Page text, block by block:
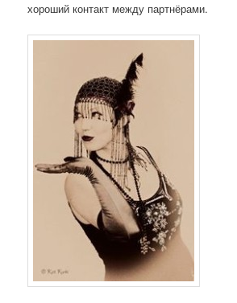
хороший контакт между партнёрами.